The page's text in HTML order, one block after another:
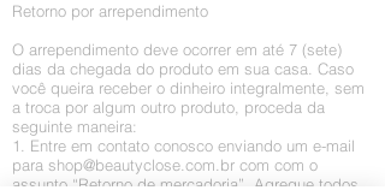
Retorno por arrependimento
O arrependimento deve ocorrer em até 7 (sete)
dias da chegada do produto em sua casa. Caso
você queira receber o dinheiro integralmente, sem
a troca por algum outro produto, proceda da
seguinte maneira:
1. Entre em contato conosco enviando um e-mail
para shop@beautyclose.com.br com com o
assunto “Retorno de mercadoria”. Agregue todos